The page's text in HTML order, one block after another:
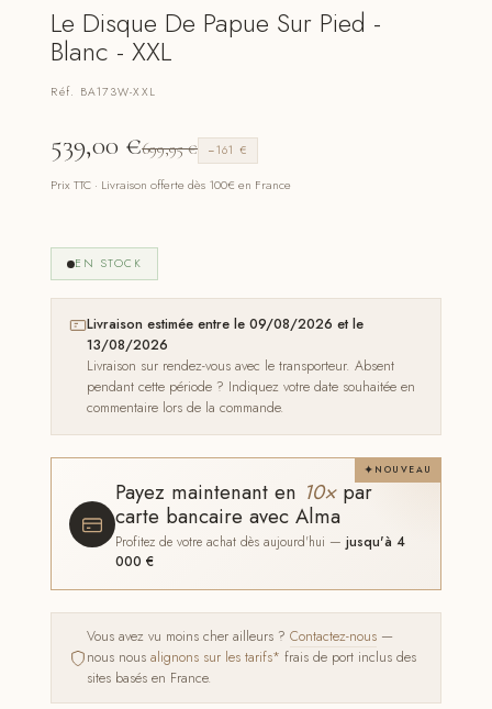
Le Disque De Papue Sur Pied -
Blanc - XXL
Réf. BA173W-XXL
539,00 €699,95€ −161 €
Prix TTC · Livraison offerte dès 100€ en France
EN STOCK
Livraison estimée entre le 09/08/2026 et le
13/08/2026
Livraison sur rendez-vous avec le transporteur. Absent
pendant cette période ? Indiquez votre date souhaitée en
commentaire lors de la commande.
NOUVEAU
Payez maintenant en 10×par
carte bancaire avec Alma
Profitez de votre achat dès aujourd'hui —jusqu'à 4
000 €
Vous avez vu moins cher ailleurs ?Contactez-nous —
nous nousalignons sur les tarifs* frais de port inclus des
sites basés en France.